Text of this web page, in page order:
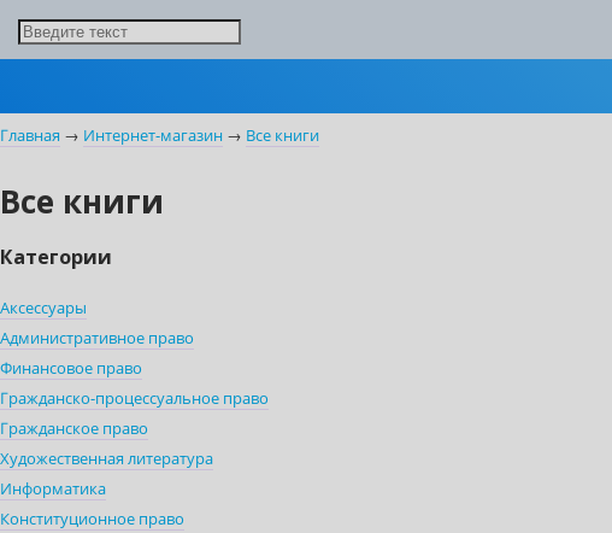
Главная → Интернет-магазин → Все книги
Все книги
Категории
Аксессуары
Административное право
Финансовое право
Гражданско-процессуальное право
Гражданское право
Художественная литература
Информатика
Конституционное право